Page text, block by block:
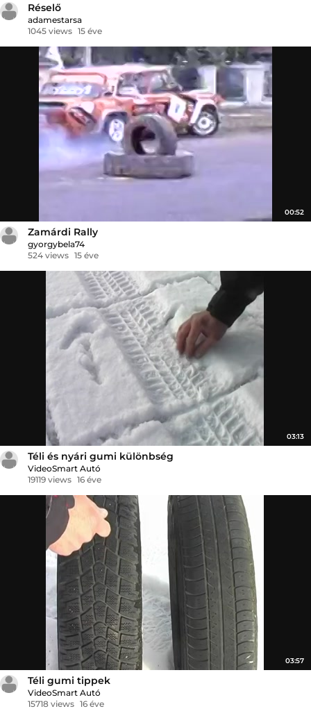
Réselő
adamestarsa
1045 views 15 éve
00:52
Zamárdi Rally
gyorgybela74
524 views 15 éve
03:13
Téli és nyári gumi különbség
VideoSmart Autó
19119 views 16 éve
03:57
Téli gumi tippek
VideoSmart Autó
15718 views 16 éve